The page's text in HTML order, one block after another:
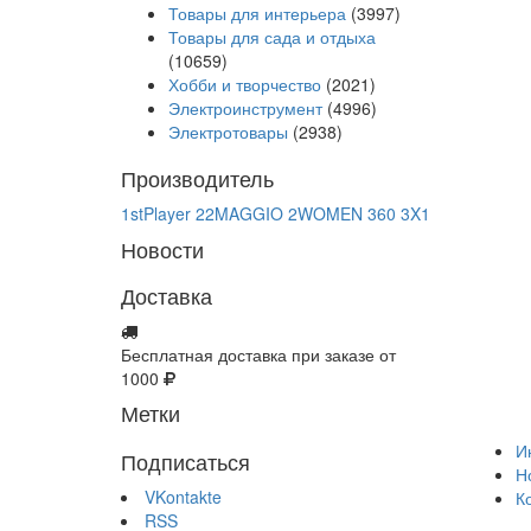
Товары для интерьера (3997)
Товары для сада и отдыха
(10659)
Хобби и творчество (2021)
Электроинструмент (4996)
Электротовары (2938)
Производитель
1stPlayer 22MAGGIO 2WOMEN 360 3X1
Новости
Доставка
Бесплатная доставка при заказе от
1000
Метки
Подписаться
VKontakte
RSS